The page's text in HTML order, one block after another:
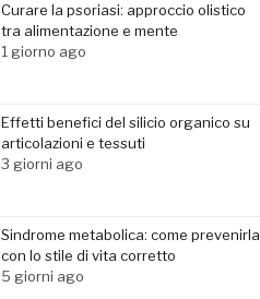
Curare la psoriasi: approccio olistico
tra alimentazione e mente
1 giorno ago
Effetti benefici del silicio organico su
articolazioni e tessuti
3 giorni ago
Sindrome metabolica: come prevenirla
con lo stile di vita corretto
5 giorni ago